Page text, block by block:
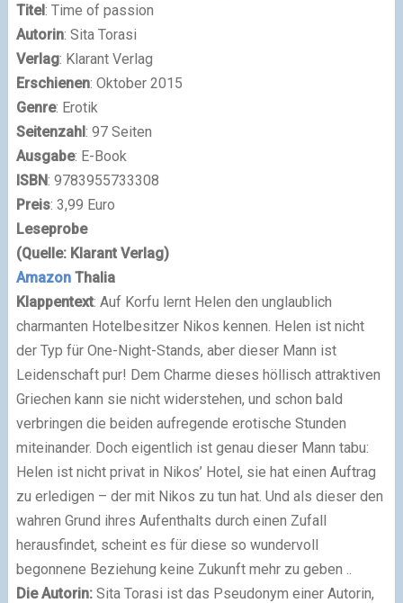
Titel: Time of passion
Autorin: Sita Torasi
Verlag: Klarant Verlag
Erschienen: Oktober 2015
Genre: Erotik
Seitenzahl: 97 Seiten
Ausgabe: E-Book
ISBN: 9783955733308
Preis: 3,99 Euro
Leseprobe
(Quelle: Klarant Verlag)
Amazon Thalia
Klappentext: Auf Korfu lernt Helen den unglaublich
charmanten Hotelbesitzer Nikos kennen. Helen ist nicht
der Typ für One-Night-Stands, aber dieser Mann ist
Leidenschaft pur! Dem Charme dieses höllisch attraktiven
Griechen kann sie nicht widerstehen, und schon bald
verbringen die beiden aufregende erotische Stunden
miteinander. Doch eigentlich ist genau dieser Mann tabu:
Helen ist nicht privat in Nikos’ Hotel, sie hat einen Auftrag
zu erledigen – der mit Nikos zu tun hat. Und als dieser den
wahren Grund ihres Aufenthalts durch einen Zufall
herausfindet, scheint es für diese so wundervoll
begonnene Beziehung keine Zukunft mehr zu geben ..
Die Autorin: Sita Torasi ist das Pseudonym einer Autorin,